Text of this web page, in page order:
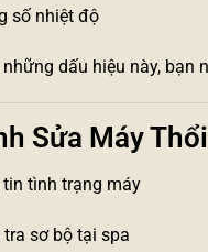
số nhiệt độ
dấu hiệu này, bạn
Sửa Máy
tình trạng máy
sơ bộ tại spa